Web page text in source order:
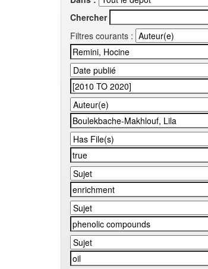
Chercher
Filtres courants :